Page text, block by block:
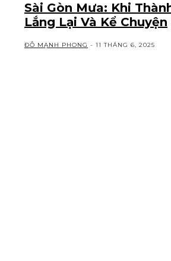
Sài Gòn Mưa: Khi
Lắng Lại Và Kể Chuyện
ĐỖ MẠNH PHONG - 11 THÁNG 6, 2025